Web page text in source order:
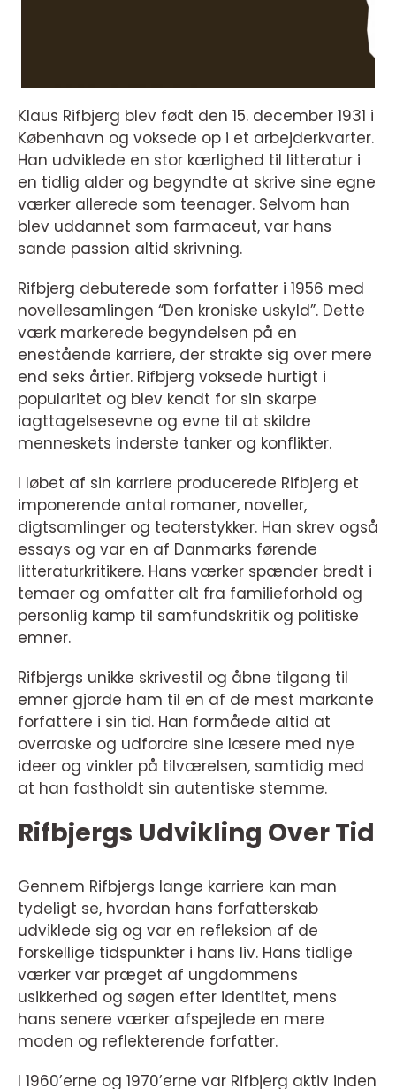
Klaus Rifbjerg blev født den 15. december 1931 i
København og voksede op i et arbejderkvarter.
Han udviklede en stor kærlighed til litteratur i
en tidlig alder og begyndte at skrive sine egne
værker allerede som teenager. Selvom han
blev uddannet som farmaceut, var hans
sande passion altid skrivning.
Rifbjerg debuterede som forfatter i 1956 med
novellesamlingen “Den kroniske uskyld”. Dette
værk markerede begyndelsen på en
enestående karriere, der strakte sig over mere
end seks årtier. Rifbjerg voksede hurtigt i
popularitet og blev kendt for sin skarpe
iagttagelsesevne og evne til at skildre
menneskets inderste tanker og konflikter.
I løbet af sin karriere producerede Rifbjerg et
imponerende antal romaner, noveller,
digtsamlinger og teaterstykker. Han skrev også
essays og var en af Danmarks førende
litteraturkritikere. Hans værker spænder bredt i
temaer og omfatter alt fra familieforhold og
personlig kamp til samfundskritik og politiske
emner.
Rifbjergs unikke skrivestil og åbne tilgang til
emner gjorde ham til en af de mest markante
forfattere i sin tid. Han formåede altid at
overraske og udfordre sine læsere med nye
ideer og vinkler på tilværelsen, samtidig med
at han fastholdt sin autentiske stemme.
Rifbjergs Udvikling Over Tid
Gennem Rifbjergs lange karriere kan man
tydeligt se, hvordan hans forfatterskab
udviklede sig og var en refleksion af de
forskellige tidspunkter i hans liv. Hans tidlige
værker var præget af ungdommens
usikkerhed og søgen efter identitet, mens
hans senere værker afspejlede en mere
moden og reflekterende forfatter.
I 1960’erne og 1970’erne var Rifbjerg aktiv inden